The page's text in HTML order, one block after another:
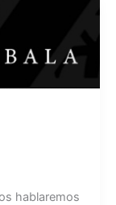
hablaremos